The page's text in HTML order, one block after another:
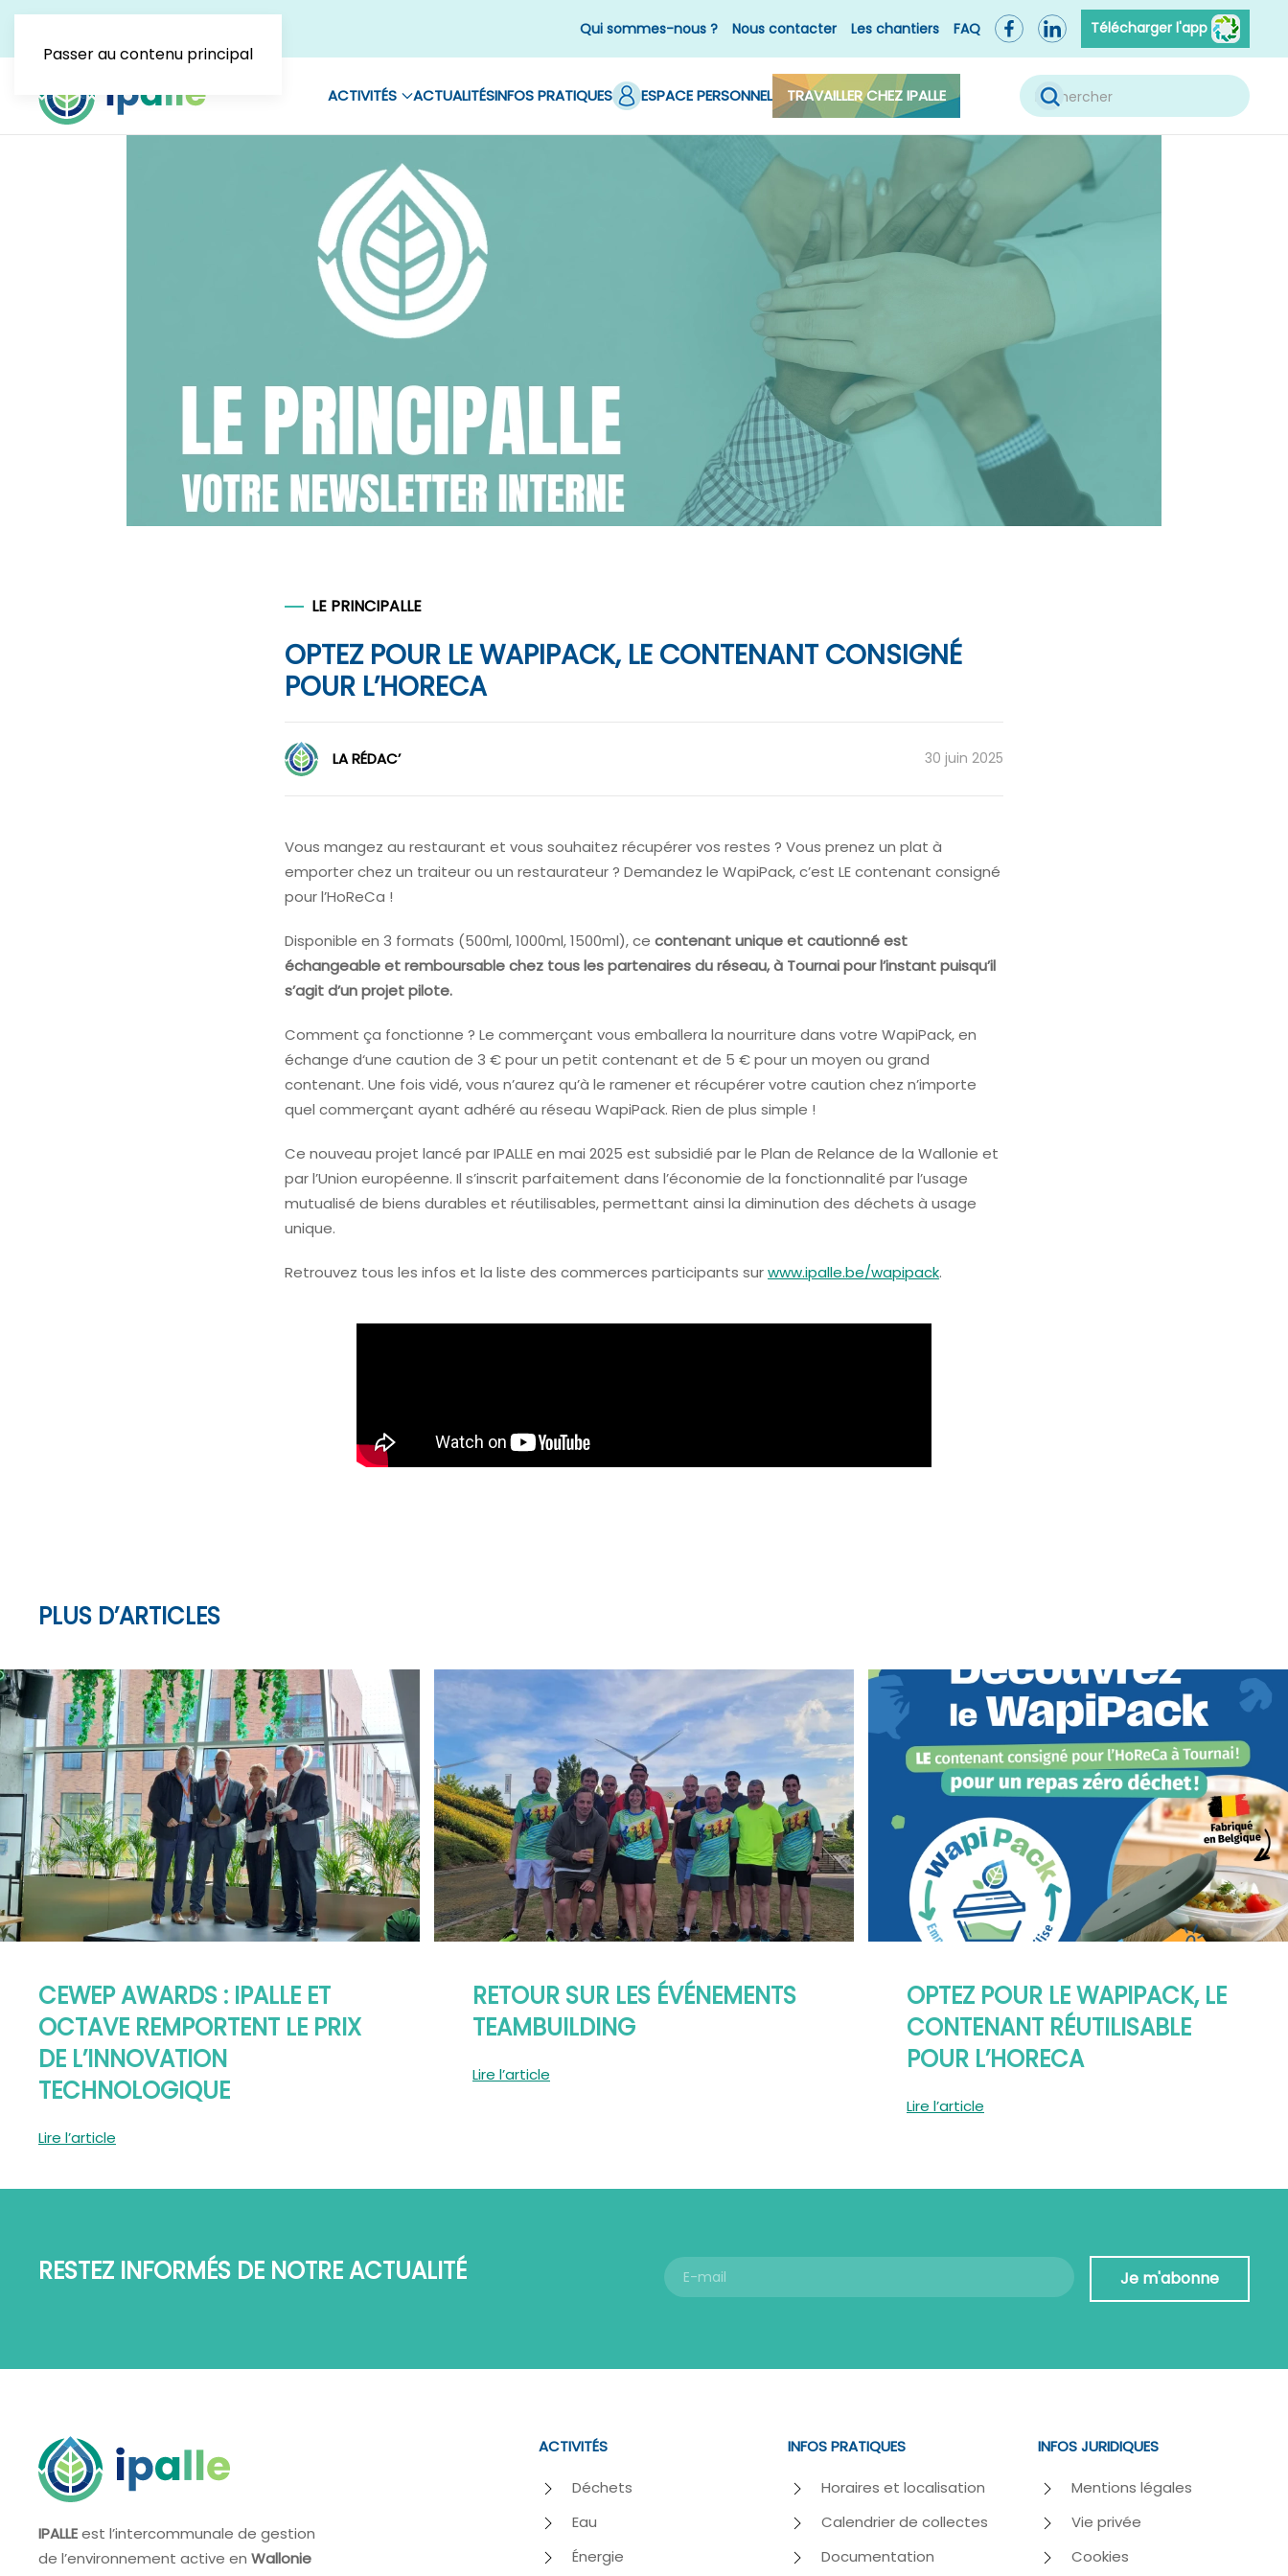
Passer au contenu principal
Qui sommes-nous ? Nous contacter Les chantiers FAQ Télécharger l'app
ACTIVITÉS ACTUALITÉSINFOS PRATIQUES ESPACE PERSONNEL TRAVAILLER CHEZ IPALLE
LE PRINCIPALLE
OPTEZ POUR LE WAPIPACK, LE CONTENANT CONSIGNÉ
POUR L’HORECA
LA RÉDAC’ 30 juin 2025
Vous mangez au restaurant et vous souhaitez récupérer vos restes ? Vous prenez un plat à
emporter chez un traiteur ou un restaurateur ? Demandez le WapiPack, c’est LE contenant consigné
pour l’HoReCa !
Disponible en 3 formats (500ml, 1000ml, 1500ml), ce contenant unique et cautionné est
échangeable et remboursable chez tous les partenaires du réseau, à Tournai pour l’instant puisqu’il
s’agit d’un projet pilote.
Comment ça fonctionne ? Le commerçant vous emballera la nourriture dans votre WapiPack, en
échange d‘une caution de 3 € pour un petit contenant et de 5 € pour un moyen ou grand
contenant. Une fois vidé, vous n’aurez qu’à le ramener et récupérer votre caution chez n’importe
quel commerçant ayant adhéré au réseau WapiPack. Rien de plus simple !
Ce nouveau projet lancé par IPALLE en mai 2025 est subsidié par le Plan de Relance de la Wallonie et
par l’Union européenne. Il s’inscrit parfaitement dans l’économie de la fonctionnalité par l’usage
mutualisé de biens durables et réutilisables, permettant ainsi la diminution des déchets à usage
unique.
Retrouvez tous les infos et la liste des commerces participants surwww.ipalle.be/wapipack.
PLUS D’ARTICLES
CEWEP AWARDS : IPALLE ET
OCTAVE REMPORTENT LE PRIX
DE L’INNOVATION
TECHNOLOGIQUE
Lire l’article
RETOUR SUR LES ÉVÉNEMENTS
TEAMBUILDING
Lire l’article
OPTEZ POUR LE WAPIPACK, LE
CONTENANT RÉUTILISABLE
POUR L’HORECA
Lire l’article
RESTEZ INFORMÉS DE NOTRE ACTUALITÉ Je m'abonne
IPALLEest l’intercommunale de gestion
de l’environnement active en Wallonie
ACTIVITÉS
Déchets
Eau
Énergie
INFOS PRATIQUES
Horaires et localisation
Calendrier de collectes
Documentation
INFOS JURIDIQUES
Mentions légales
Vie privée
Cookies